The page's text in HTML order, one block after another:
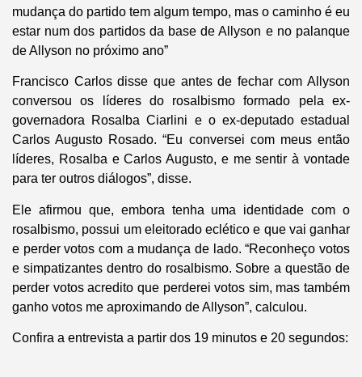
mudança do partido tem algum tempo, mas o caminho é eu
estar num dos partidos da base de Allyson e no palanque
de Allyson no próximo ano”
Francisco Carlos disse que antes de fechar com Allyson
conversou os líderes do rosalbismo formado pela ex-
governadora Rosalba Ciarlini e o ex-deputado estadual
Carlos Augusto Rosado. “Eu conversei com meus então
líderes, Rosalba e Carlos Augusto, e me sentir à vontade
para ter outros diálogos”, disse.
Ele afirmou que, embora tenha uma identidade com o
rosalbismo, possui um eleitorado eclético e que vai ganhar
e perder votos com a mudança de lado. “Reconheço votos
e simpatizantes dentro do rosalbismo. Sobre a questão de
perder votos acredito que perderei votos sim, mas também
ganho votos me aproximando de Allyson”, calculou.
Confira a entrevista a partir dos 19 minutos e 20 segundos: